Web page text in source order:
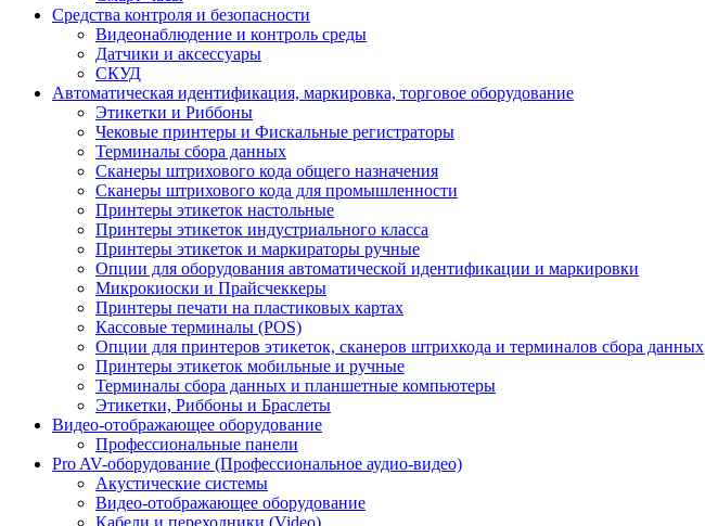
Средства контроля и безопасности
Видеонаблюдение и контроль среды
Датчики и аксессуары
СКУД
Автоматическая идентификация, маркировка, торговое оборудование
Этикетки и Риббоны
Чековые принтеры и Фискальные регистраторы
Терминалы сбора данных
Сканеры штрихового кода общего назначения
Сканеры штрихового кода для промышленности
Принтеры этикеток настольные
Принтеры этикеток индустриального класса
Принтеры этикеток и маркираторы ручные
Опции для оборудования автоматической идентификации и маркировки
Микрокиоски и Прайсчеккеры
Принтеры печати на пластиковых картах
Кассовые терминалы (POS)
Опции для принтеров этикеток, сканеров штрихкода и терминалов сбора данных
Принтеры этикеток мобильные и ручные
Терминалы сбора данных и планшетные компьютеры
Этикетки, Риббоны и Браслеты
Видео-отображающее оборудование
Профессиональные панели
Pro AV-оборудование (Профессиональное аудио-видео)
Акустические системы
Видео-отображающее оборудование